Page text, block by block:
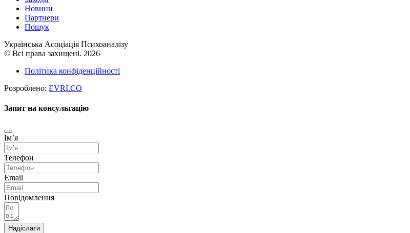
Новини
Партнери
Пошук
Українська Асоціація Психоаналізу
© Всі права захищені. 2026
Політика конфіденційності
Розроблено: EVRI.CO
Запит на консультацію
Імʼя
Телефон
Email
Повідомлення
Надіслати